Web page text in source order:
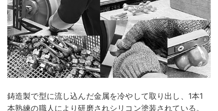
鋳造製で型に流し込んだ金属を冷やして取り出し、1本1
本熟練の職人により研磨されシリコン塗装されている。